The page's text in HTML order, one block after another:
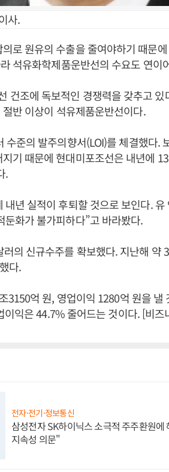
사.
로 원유의 수출을 줄여야하기 때문
석유화학제품운반선의 수요도 연이
건조에 독보적인 경쟁력을 갖추고
반 이상이 석유제품운반선이다.
수준의 발주의향서(LOI)를 체결했다.
기 때문에 현대미포조선은 내년에
.
년 실적이 후퇴할 것으로 보인다.
화가 불가피하다”고 바라봤다.
의 신규수주를 확보했다. 지난해 약
다.
3150억 원, 영업이익 1280억 원을 낼
익은 44.7% 줄어드는 것이다. [비즈
전자·전기·정보통신
삼성전자 SK하이닉스 소극적 주주환원
지속성 의문"